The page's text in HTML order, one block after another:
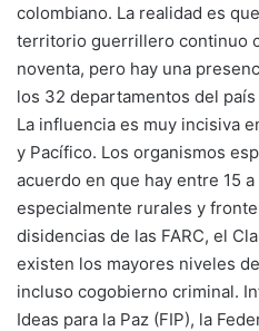
colombiano. La realidad es
territorio guerrillero continuo
noventa, pero hay una
los 32 departamentos del
La influencia es muy incisiva
y Pacífico. Los organismos
acuerdo en que hay entre 15
especialmente rurales y
disidencias de las FARC, el
existen los mayores niveles
incluso cogobierno criminal.
Ideas para la Paz (FIP), la